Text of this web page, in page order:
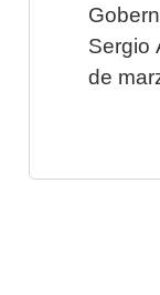
Sergio
de